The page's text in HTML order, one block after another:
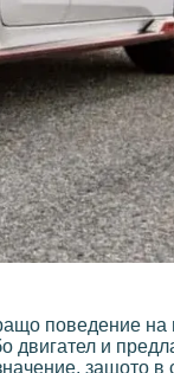
поведение на
двигател и
защото в